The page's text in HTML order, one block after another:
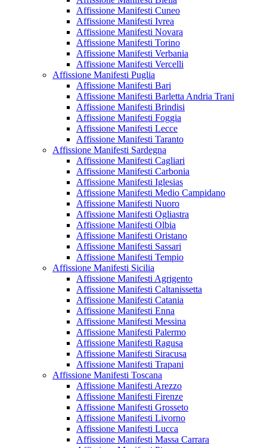
Affissione Manifesti Cuneo
Affissione Manifesti Ivrea
Affissione Manifesti Novara
Affissione Manifesti Torino
Affissione Manifesti Verbania
Affissione Manifesti Vercelli
Affissione Manifesti Puglia
Affissione Manifesti Bari
Affissione Manifesti Barletta Andria Trani
Affissione Manifesti Brindisi
Affissione Manifesti Foggia
Affissione Manifesti Lecce
Affissione Manifesti Taranto
Affissione Manifesti Sardegna
Affissione Manifesti Cagliari
Affissione Manifesti Carbonia
Affissione Manifesti Iglesias
Affissione Manifesti Medio Campidano
Affissione Manifesti Nuoro
Affissione Manifesti Ogliastra
Affissione Manifesti Olbia
Affissione Manifesti Oristano
Affissione Manifesti Sassari
Affissione Manifesti Tempio
Affissione Manifesti Sicilia
Affissione Manifesti Agrigento
Affissione Manifesti Caltanissetta
Affissione Manifesti Catania
Affissione Manifesti Enna
Affissione Manifesti Messina
Affissione Manifesti Palermo
Affissione Manifesti Ragusa
Affissione Manifesti Siracusa
Affissione Manifesti Trapani
Affissione Manifesti Toscana
Affissione Manifesti Arezzo
Affissione Manifesti Firenze
Affissione Manifesti Grosseto
Affissione Manifesti Livorno
Affissione Manifesti Lucca
Affissione Manifesti Massa Carrara